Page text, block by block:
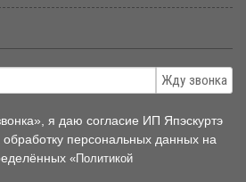
Жду звонка
я даю согласие ИП Япэскуртэ
персональных данных на
«Политикой